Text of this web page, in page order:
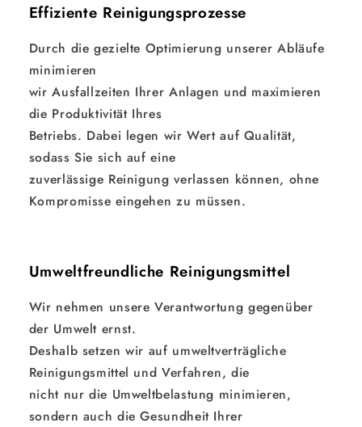
Effiziente Reinigungsprozesse
Durch die gezielte Optimierung unserer Abläufe
minimieren
wir Ausfallzeiten Ihrer Anlagen und maximieren
die Produktivität Ihres
Betriebs. Dabei legen wir Wert auf Qualität,
sodass Sie sich auf eine
zuverlässige Reinigung verlassen können, ohne
Kompromisse eingehen zu müssen.
Umweltfreundliche Reinigungsmittel
Wir nehmen unsere Verantwortung gegenüber
der Umwelt ernst.
Deshalb setzen wir auf umweltverträgliche
Reinigungsmittel und Verfahren, die
nicht nur die Umweltbelastung minimieren,
sondern auch die Gesundheit Ihrer